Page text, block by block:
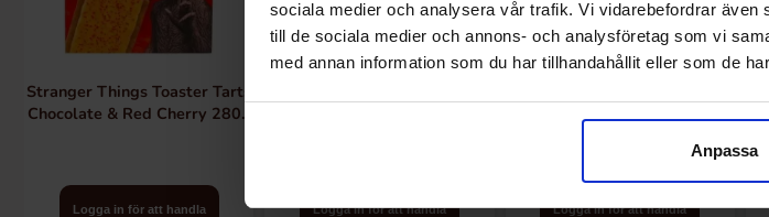
sociala medier och analysera vår trafik. Vi vidarebefordrar även
till de sociala medier och annons- och analysföretag som vi
med annan information som du har tillhandahållit eller som de
Anpassa
Stranger Things Toaster Tarts
Chocolate & Red Cherry 280g
Logga in för att handla Logga in för att handla
80g x 12st
Logga in för att handla